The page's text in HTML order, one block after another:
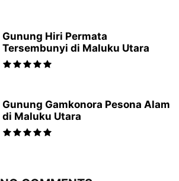
Gunung Hiri Permata
Tersembunyi di Maluku Utara
Gunung Gamkonora Pesona Alam
di Maluku Utara